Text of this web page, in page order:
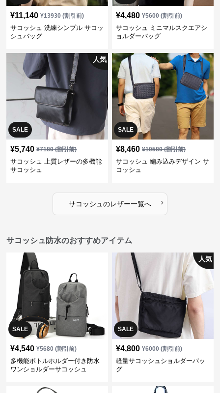
¥11,140 ¥13930(割引前)
サコッシュ 洗練シンプル サコッ
シュバッグ
¥4,480 ¥5600(割引前)
サコッシュ ミニマルスクエアシ
ョルダーバッグ
SALE
人気
¥5,740 ¥7180(割引前)
サコッシュ 上質レザーの多機能
サコッシュ
SALE
¥8,460 ¥10580(割引前)
サコッシュ 編み込みデザイン サ
コッシュ
サコッシュ のレザー一覧へ ›
サコッシュ防水のおすすめアイテム
SALE
¥4,540 ¥5680(割引前)
多機能ボトルホルダー付き防水
ワンショルダーサコッシュ
SALE
人気
¥4,800 ¥6000(割引前)
軽量サコッシュショルダーバッ
グ